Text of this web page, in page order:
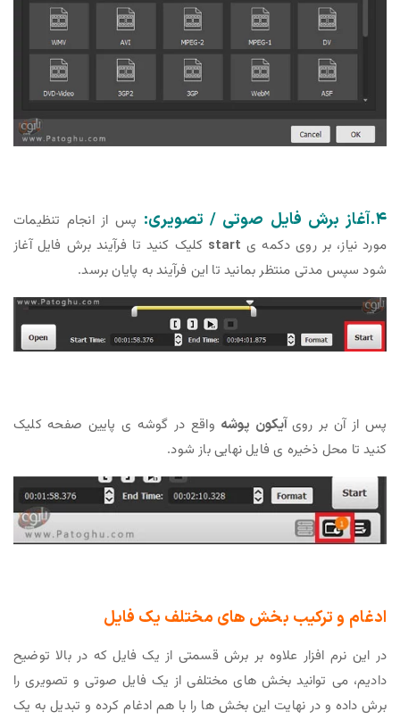
۴.آغاز برش فایل صوتی / تصویری:
پس از انجام تنظیمات
مورد نیاز، بر روی دکمه ی start کلیک کنید تا فرآیند برش فایل آغاز
شود سپس مدتی منتظر بمانید تا این فرآیند به پایان برسد.
پس از آن بر روی آیکون پوشه واقع در گوشه ی پایین صفحه کلیک
کنید تا محل ذخیره ی فایل نهایی باز شود.
ادغام و ترکیب بخش های مختلف یک فایل
در این نرم افزار علاوه بر برش قسمتی از یک فایل که در بالا توضیح
دادیم، می توانید بخش های مختلفی از یک فایل صوتی و تصویری را
برش داده و در نهایت این بخش ها را با هم ادغام کرده و تبدیل به یک